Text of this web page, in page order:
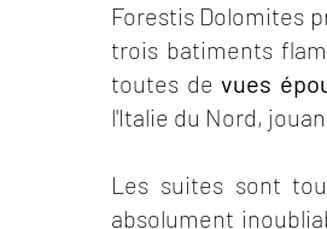
Forestis Dolomites
trois batiments
toutes devues
l'Italie du Nord,
Les suites sont
absolument